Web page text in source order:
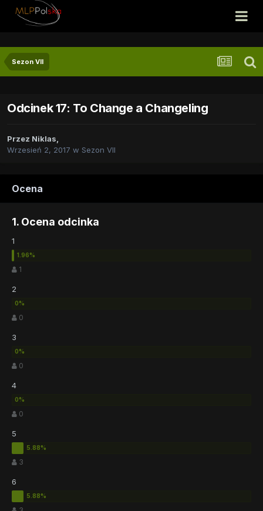
Sezon VII
Odcinek 17: To Change a Changeling
Przez Niklas,
Wrzesień 2, 2017 w Sezon VII
Ocena
1. Ocena odcinka
1
1
2
0
3
0
4
0
5
3
6